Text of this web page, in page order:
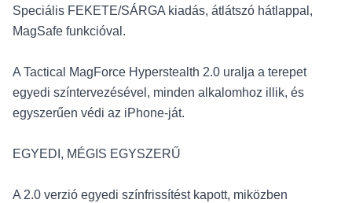
Speciális FEKETE/SÁRGA kiadás, átlátszó hátlappal,
MagSafe funkcióval.
A Tactical MagForce Hyperstealth 2.0 uralja a terepet
egyedi színtervezésével, minden alkalomhoz illik, és
egyszerűen védi az iPhone-ját.
EGYEDI, MÉGIS EGYSZERŰ
A 2.0 verzió egyedi színfrissítést kapott, miközben